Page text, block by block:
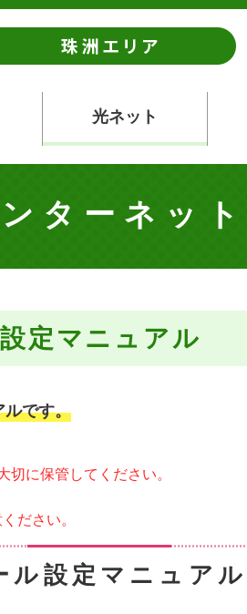
光ネット
ターネット
設定マニュアル
ルです。
に保管してください。
ださい。
ル設定マニュアル